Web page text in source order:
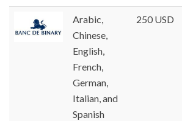
Arabic,
Chinese,
English,
French,
German,
Italian, and
Spanish
250 USD